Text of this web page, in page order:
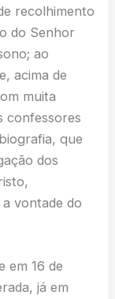
recolhimento
do Senhor
ao
acima de
muita
confessores
que
dos
vontade do
em 16 de
já em